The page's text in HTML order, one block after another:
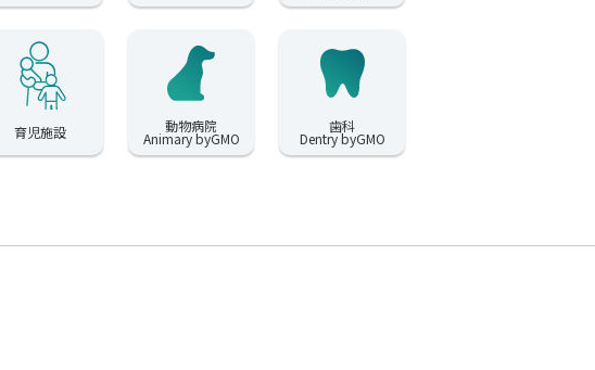
育児施設 動物病院
Animary byGMO
歯科
Dentry byGMO